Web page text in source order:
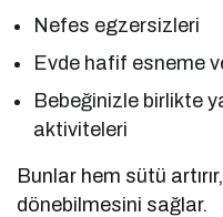
Nefes egzersizleri
Evde hafif esneme
Bebeğinizle birlikte
aktiviteleri
Bunlar hem sütü
dönebilmesini sağlar.